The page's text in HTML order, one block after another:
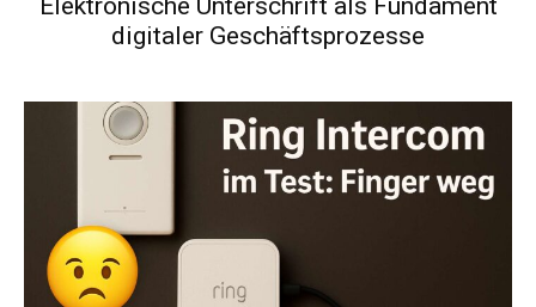
digitaler Geschäftsprozesse